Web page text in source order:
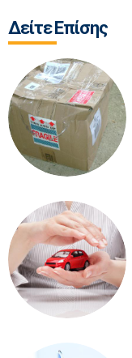
Δείτε Επίσης